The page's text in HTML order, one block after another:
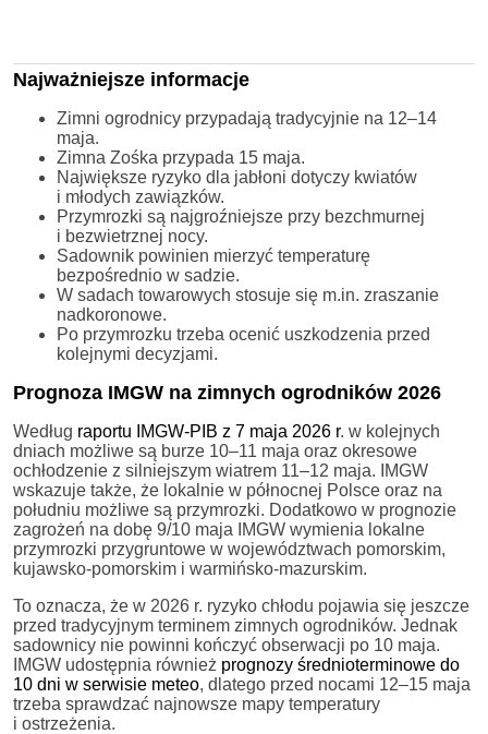
Najważniejsze informacje
Zimni ogrodnicy przypadają tradycyjnie na 12–14
maja.
Zimna Zośka przypada 15 maja.
Największe ryzyko dla jabłoni dotyczy kwiatów
i młodych zawiązków.
Przymrozki są najgroźniejsze przy bezchmurnej
i bezwietrznej nocy.
Sadownik powinien mierzyć temperaturę
bezpośrednio w sadzie.
W sadach towarowych stosuje się m.in. zraszanie
nadkoronowe.
Po przymrozku trzeba ocenić uszkodzenia przed
kolejnymi decyzjami.
Prognoza IMGW na zimnych ogrodników 2026
Według raportu IMGW-PIB z 7 maja 2026 r. w kolejnych
dniach możliwe są burze 10–11 maja oraz okresowe
ochłodzenie z silniejszym wiatrem 11–12 maja. IMGW
wskazuje także, że lokalnie w północnej Polsce oraz na
południu możliwe są przymrozki. Dodatkowo w prognozie
zagrożeń na dobę 9/10 maja IMGW wymienia lokalne
przymrozki przygruntowe w województwach pomorskim,
kujawsko-pomorskim i warmińsko-mazurskim.
To oznacza, że w 2026 r. ryzyko chłodu pojawia się jeszcze
przed tradycyjnym terminem zimnych ogrodników. Jednak
sadownicy nie powinni kończyć obserwacji po 10 maja.
IMGW udostępnia również prognozy średnioterminowe do
10 dni w serwisie meteo, dlatego przed nocami 12–15 maja
trzeba sprawdzać najnowsze mapy temperatury
i ostrzeżenia.